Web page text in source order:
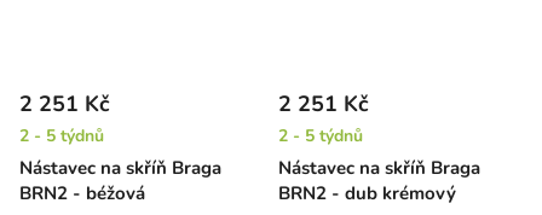
Nástavec na skříň Braga
BRN2 - béžová
2 251 Kč
2 - 5 týdnů
Nástavec na skříň Braga
BRN2 - dub krémový
2 251 Kč
2 - 5 týdnů